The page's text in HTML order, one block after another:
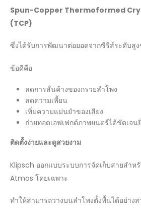
Spun-Copper Thermoformed
(TCP)
ซึ่งได้รับการพัฒนาต่อยอดจากซีรีส์ระดับสูง
ข้อดีคือ
ลดการสั่นค้างของกรวยลำโพง
ลดความเพี้ยน
เพิ่มความแม่นยำของเสียง
ถ่ายทอดเอฟเฟกต์ภาพยนตร์ได้ชัดเจน
ติดตั้งง่ายและดูสวยงาม
Klipsch ออกแบบระบบการจัดเก็บสายสำห
Atmos โดยเฉพาะ
ทำให้สามารถวางบนลำโพงตั้งพื้นได้อย่างส